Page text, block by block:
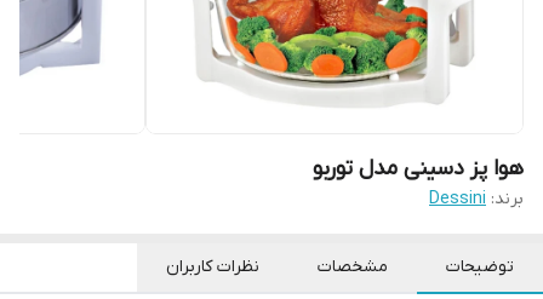
هوا پز دسینی مدل توربو
برند: Dessini
توضیحات مشخصات نظرات کاربران